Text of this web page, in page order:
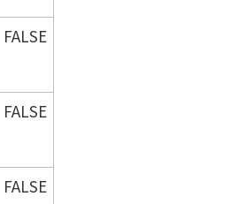
FALSE
FALSE
FALSE